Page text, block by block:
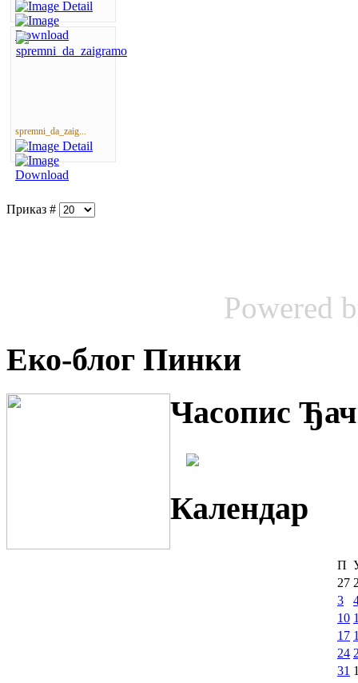
spremni_da_zaig...
Приказ #
Powered
Еко-блог Пинки
Часопис
Календар
П
27
3
10
17
24
31